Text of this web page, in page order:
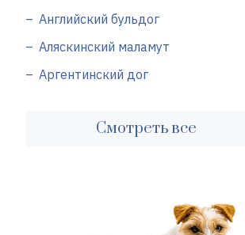
Английский бульдог
Аляскинский маламут
Аргентинский дог
Смотреть все